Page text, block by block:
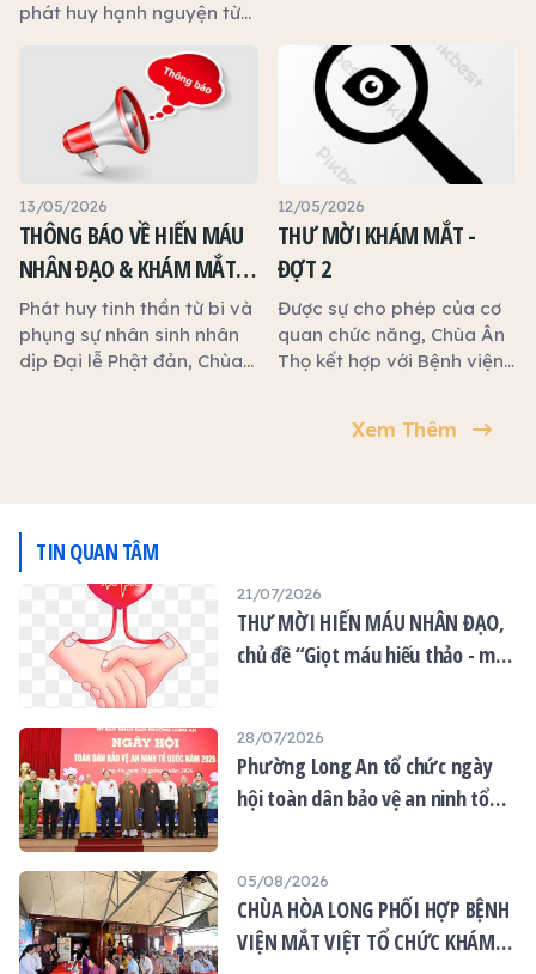
phát huy hạnh nguyện từ
Giáo hội Phật giáo Việt
Nam tỉnh Tây Ninh, Hội Chữ
thập đỏ tỉnh Tây Ninh và
chùa Ân Thọ phối hợp với
Bệnh viện Chợ Rẫy
(TP.HCM) tổ chức chương
trình Hiến máu nhân đạo.
Kính mời quý Phật tử và
quý thiện tín cùng phát
tâm tham gia, trao tặng
những giọt máu hiếu thảo,
góp phần cứu người, lan
chăm sóc sức khỏe răng
miệng miễn phí nhằm góp
phần chăm sóc sức khỏe
cộng đồng.
13/05/2026
THÔNG BÁO VỀ HIẾN MÁU
NHÂN ĐẠO & KHÁM MẮT
MIỄN PHÍ NHÂN DỊP ĐẠI LỄ
PHẬT ĐẢN TẠI CHÙA ÂN
THỌ
Phát huy tinh thần từ bi và
phụng sự nhân sinh nhân
dịp Đại lễ Phật đản, Chùa
12/05/2026
THƯ MỜI KHÁM MẮT -
ĐỢT 2
Được sự cho phép của cơ
quan chức năng, Chùa Ân
Thọ kết hợp với Bệnh viện
phát thuốc miễn phí dành
Xem Thêm
TIN QUAN TÂM
21/07/2026
THƯ MỜI HIẾN MÁU NHÂN ĐẠO,
chủ đề “Giọt máu hiếu thảo - mùa
28/07/2026
Phường Long An tổ chức ngày
hội toàn dân bảo vệ an ninh tổ
05/08/2026
CHÙA HÒA LONG PHỐI HỢP BỆNH
VIỆN MẮT VIỆT TỔ CHỨC KHÁM